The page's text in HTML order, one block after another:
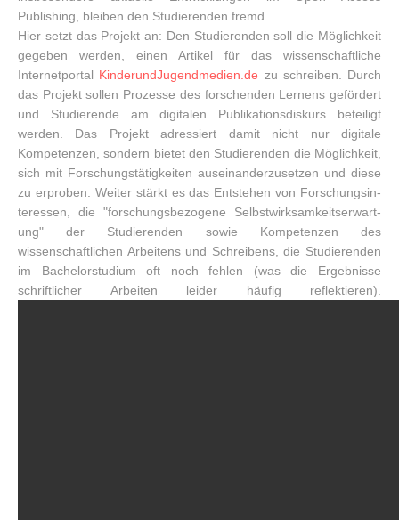
Publishing, bleiben den Studierenden fremd.
Hier setzt das Projekt an: Den Studierenden soll die Möglichkeit
gegeben werden, einen Artikel für das wissenschaftliche
Internetportal KinderundJugendmedien.de zu schreiben. Durch
das Projekt sollen Prozesse des forschenden Lernens gefördert
und Studierende am digitalen Publikationsdiskurs beteiligt
werden. Das Projekt adressiert damit nicht nur digitale
Kompetenzen, sondern bietet den Studierenden die Möglichkeit,
sich mit Forschungstätigkeiten auseinanderzusetzen und diese
zu erproben: Wei­ter stärkt es das Entstehen von For­schungsin­
teressen, die "forschungs­­be­zo­gene Selbst­­wirk­sam­­keits­er­wart­
ung" der Studierenden sowie Kom­petenzen des
wissenschaftlichen Arbeitens und Schreibens, die Studierenden
im Bachelor­studium oft noch feh­len (was die Er­gebnisse
schriftlicher Arbeiten lei­der häufig reflektieren).